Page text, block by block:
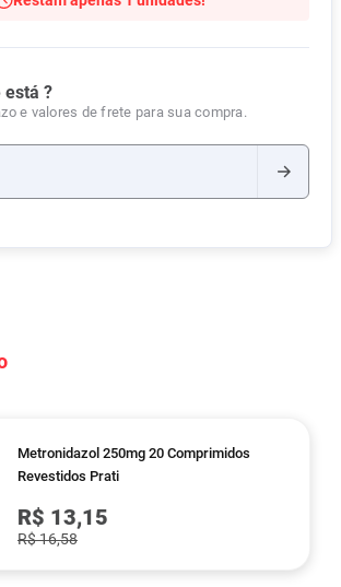
está ?
e valores de frete para sua compra.
Metronidazol 250mg 20 Comprimidos
Revestidos Prati
R$ 13,15
R$ 16,58